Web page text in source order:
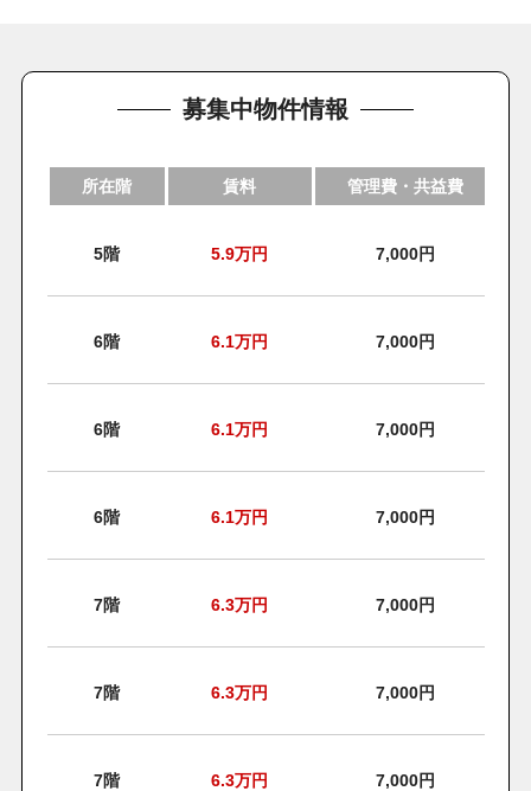
募集中物件情報
所在階 賃料 管理費・共益費
5階 5.9万円 7,000円
6階 6.1万円 7,000円
6階 6.1万円 7,000円
6階 6.1万円 7,000円
7階 6.3万円 7,000円
7階 6.3万円 7,000円
7階 6.3万円 7,000円